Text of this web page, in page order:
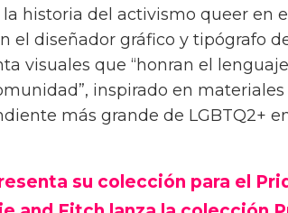
historia del activismo queer en
el diseñador gráfico y tipógrafo
visuales que “honran el
inspirado en materiales
más grande de LGBTQ2+
su colección para el